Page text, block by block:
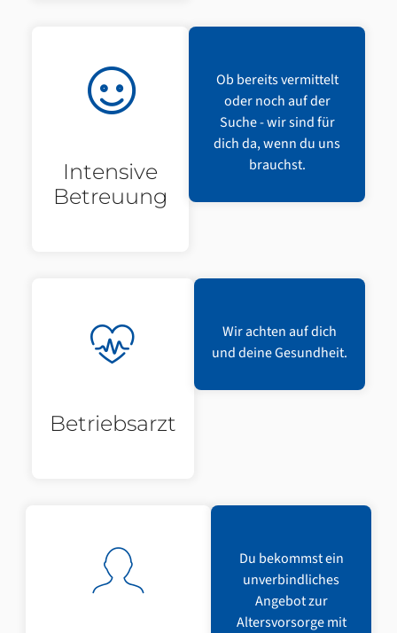
Intensive
Betreuung
Ob bereits vermittelt
oder noch auf der
Suche - wir sind für
dich da, wenn du uns
brauchst.
Betriebsarzt
Wir achten auf dich
und deine Gesundheit.
Du bekommst ein
unverbindliches
Angebot zur
Altersvorsorge mit